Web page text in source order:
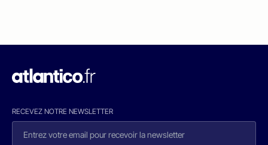
RECEVEZ NOTRE NEWSLETTER